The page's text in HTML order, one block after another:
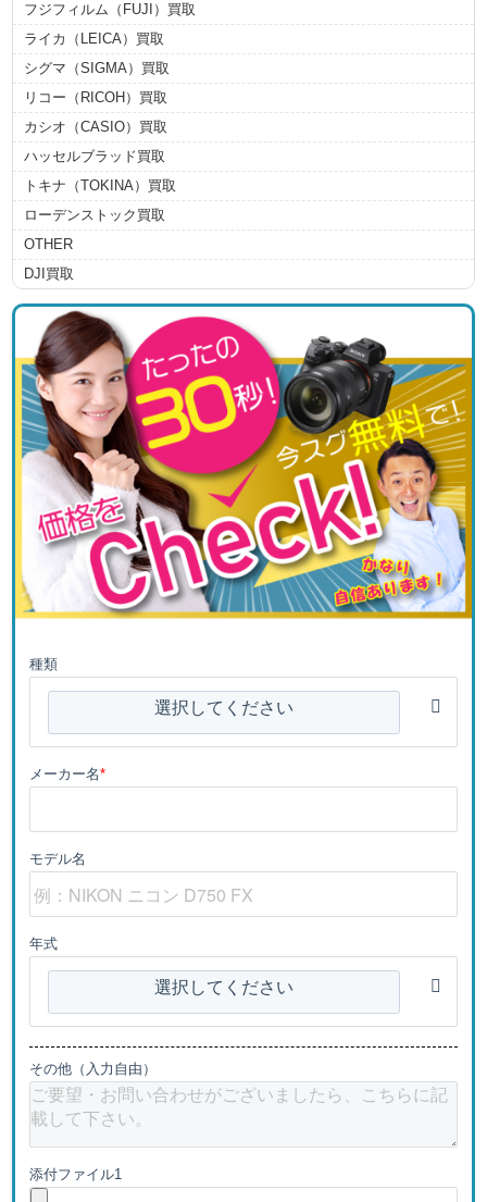
フジフィルム（FUJI）買取
ライカ（LEICA）買取
シグマ（SIGMA）買取
リコー（RICOH）買取
カシオ（CASIO）買取
ハッセルブラッド買取
トキナ（TOKINA）買取
ローデンストック買取
OTHER
DJI買取
種類
選択してください
メーカー名*
モデル名
年式
選択してください
その他（入力自由）
添付ファイル1